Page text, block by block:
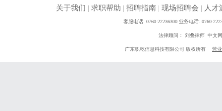
关于我们 | 求职帮助 | 招聘指南| 现场招聘会 | 人才
客服电话: 0760-22236300 业务电话: 0760-
法律顾问： 刘叠律师 中文
广东职乾信息科技有限公司 版权所有 营